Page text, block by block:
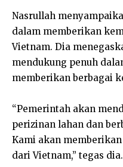
Nasrullah
dalam memberikan
Vietnam. Dia
mendukung penuh
memberikan berbagai
“Pemerintah akan
perizinan lahan dan
Kami akan
dari Vietnam,” tegas dia.